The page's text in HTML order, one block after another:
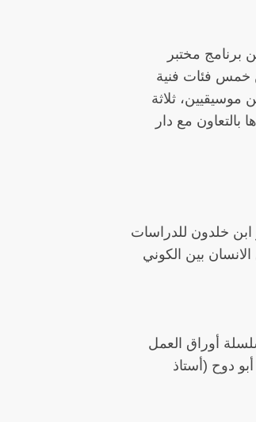
برنامج مختبر
في هذه الدورة 16 مشروعاً ضمن خمس فئات فنية
موسيقيين، ثلاثة
بالتعاون مع دار
ابن خلدون للدراسات
بين الكوني
أوراق العمل
دوح (أستاذ